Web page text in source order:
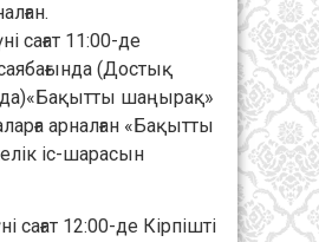
сағат 11:00-де
(Достық
шаңырақ»
арналған «Бақытты
іс-шарасын
сағат 12:00-де Кірпішті